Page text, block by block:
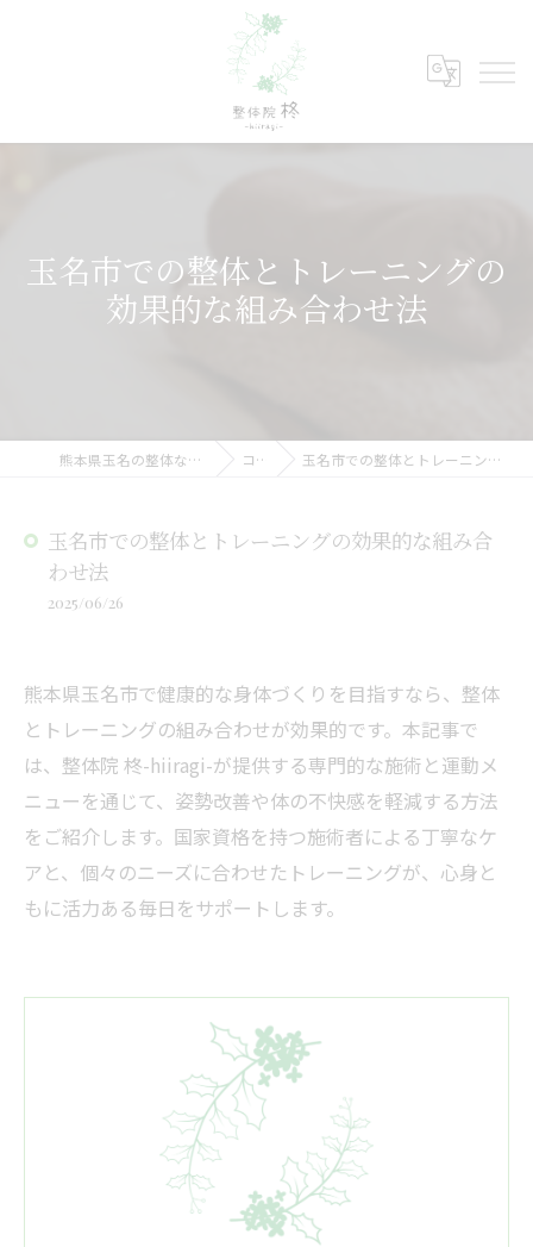
玉名市での整体とトレーニングの
効果的な組み合わせ法
熊本県玉名の整体なら整体院 柊-hiiragi- コラム 玉名市での整体とトレーニングの効果的な組み合わせ法
玉名市での整体とトレーニングの効果的な組み合
わせ法
2025/06/26
熊本県玉名市で健康的な身体づくりを目指すなら、整体
とトレーニングの組み合わせが効果的です。本記事で
は、整体院 柊-hiiragi-が提供する専門的な施術と運動メ
ニューを通じて、姿勢改善や体の不快感を軽減する方法
をご紹介します。国家資格を持つ施術者による丁寧なケ
アと、個々のニーズに合わせたトレーニングが、心身と
もに活力ある毎日をサポートします。